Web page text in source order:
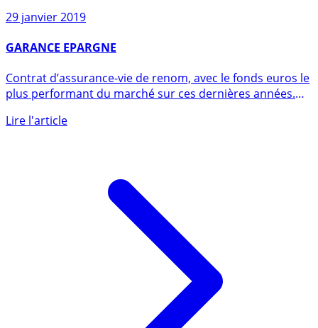
Sur le même sujet
29 janvier 2019
GARANCE EPARGNE
plus performant du marché sur ces dernières années.